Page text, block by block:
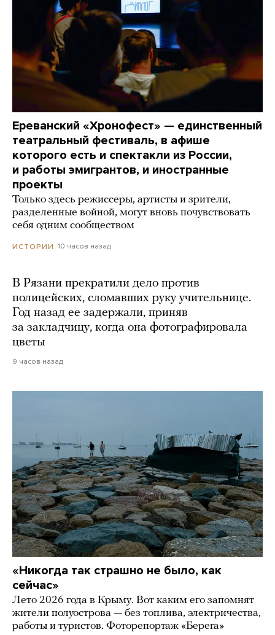
Ереванский «Хронофест» — единственный
театральный фестиваль, в афише
которого есть и спектакли из России,
и работы эмигрантов, и иностранные
проекты
Только здесь режиссеры, артисты и зрители,
разделенные войной, могут вновь почувствовать
себя одним сообществом
ИСТОРИИ 10 часов назад
В Рязани прекратили дело против
полицейских, сломавших руку учительнице.
Год назад ее задержали, приняв
за закладчицу, когда она фотографировала
цветы
9 часов назад
«Никогда так страшно не было, как
сейчас»
Лето 2026 года в Крыму. Вот каким его запомнят
жители полуострова — без топлива, электричества,
работы и туристов. Фоторепортаж «Берега»